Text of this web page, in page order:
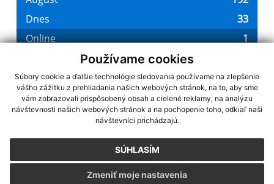
Používame cookies
Súbory cookie a ďalšie technológie sledovania používame na zlepšenie
vášho zážitku z prehliadania našich webových stránok, na to, aby sme
vám zobrazovali prispôsobený obsah a cielené reklamy, na analýzu
návštevnosti našich webových stránok a na pochopenie toho, odkiaľ naši
návštevníci prichádzajú.
SÚHLASÍM
Zmeniť moje nastavenia
využite možnosť získavania aktuálnych informácií s využitím RSS
CMS systém (redakčný) systém ECHELON 2,Mapa stránok,web portál
webex.digital, s.r.o.,domény,registrácia domény
Posledná aktualizácia:05.08.2026
Vytlačiť stránku|Vyhlásenie o prístupnosti